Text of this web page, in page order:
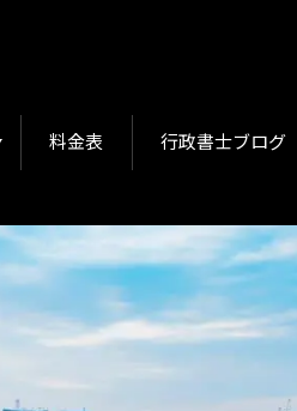
料金表 行政書士ブログ